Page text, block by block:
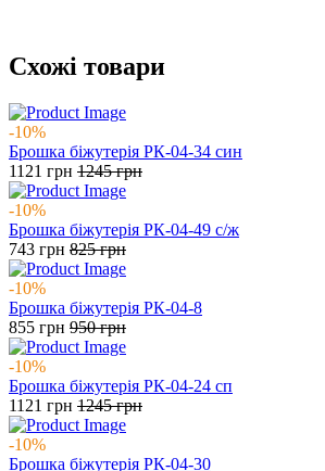
Схожі товари
-10%
Брошка біжутерія РК-04-34 син
1121 грн 1245грн
-10%
Брошка біжутерія РК-04-49 с/ж
743 грн 825грн
-10%
Брошка біжутерія РК-04-8
855 грн 950грн
-10%
Брошка біжутерія РК-04-24 сп
1121 грн 1245грн
-10%
Брошка біжутерія РК-04-30